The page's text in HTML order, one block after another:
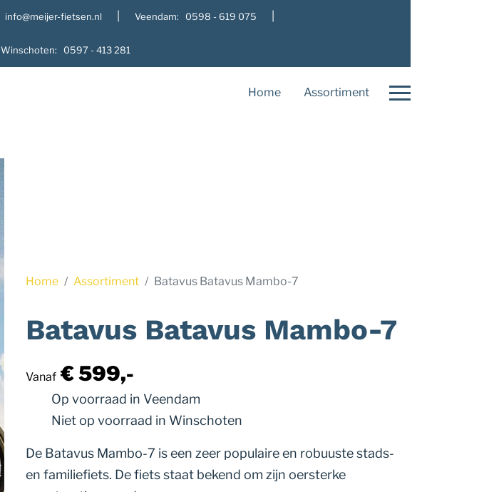
info@meijer-fietsen.nl Veendam: 0598 - 619 075
Winschoten: 0597 - 413 281
Home Assortiment
Home Assortiment Batavus Batavus Mambo-7
Batavus Batavus Mambo-7
Vanaf € 599,-
Op voorraad in Veendam
Niet op voorraad in Winschoten
De Batavus Mambo-7 is een zeer populaire en robuuste stads-
en familiefiets. De fiets staat bekend om zijn oersterke